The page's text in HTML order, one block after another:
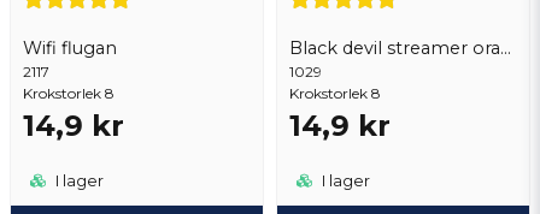
Wifi flugan
2117
Krokstorlek 8
14,9 kr
I lager
Black devil streamer orange tail
1029
Krokstorlek 8
14,9 kr
I lager
Skicka fråga